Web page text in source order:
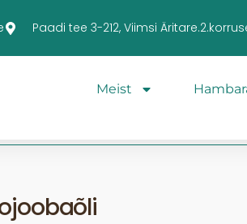
Paadi tee 3-212, Viimsi
Meist